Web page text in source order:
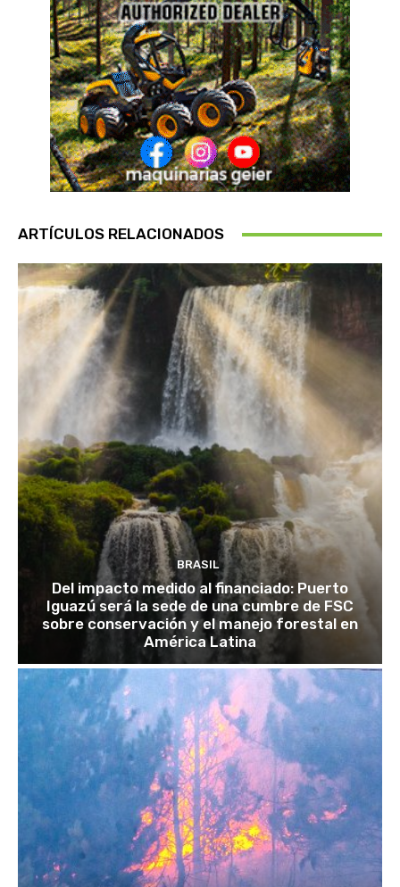
ARTÍCULOS RELACIONADOS
BRASIL
Del impacto medido al financiado: Puerto
Iguazú será la sede de una cumbre de FSC
sobre conservación y el manejo forestal en
América Latina